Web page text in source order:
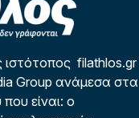
ιστότοπος filathlos.gr
Group ανάμεσα στα
είναι: ο